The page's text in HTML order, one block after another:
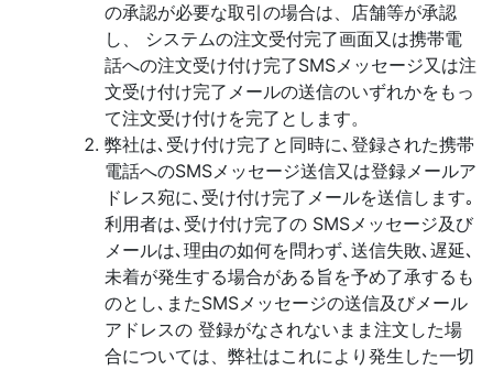
の承認が必要な取引の場合は、店舗等が承認
し、 システムの注文受付完了画面又は携帯電
話への注文受け付け完了SMSメッセージ又は注
文受け付け完了メールの送信のいずれかをもっ
て注文受け付けを完了とします。
弊社は､受け付け完了と同時に､登録された携帯
電話へのSMSメッセージ送信又は登録メールア
ドレス宛に､受け付け完了メールを送信します｡
利用者は､受け付け完了の SMSメッセージ及び
メールは､理由の如何を問わず､送信失敗､遅延､
未着が発生する場合がある旨を予め了承するも
のとし､またSMSメッセージの送信及びメール
アドレスの 登録がなされないまま注文した場
合については、弊社はこれにより発生した一切